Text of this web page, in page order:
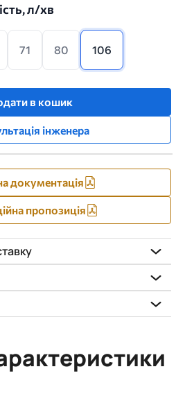
л/хв
71 80 106
в кошик
інженера
документація
пропозиція